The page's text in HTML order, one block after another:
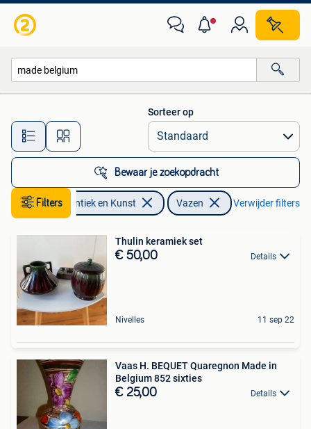
Alle afstanden…
Sorteer op
Bewaar je zoekopdracht
Filters Antiek en Kunst Vazen Verwijder filters
Thulin keramiek set
€ 50,00 Details
Nivelles 11 sep 22
Vaas H. BEQUET Quaregnon Made in
Belgium 852 sixties
€ 25,00 Details